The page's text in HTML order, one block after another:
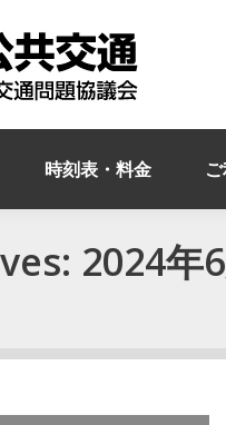
時刻表・料金
2024年